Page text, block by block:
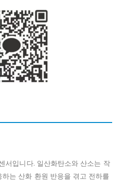
서입니다. 일산화탄소와 산소는 작
는 산화 환원 반응을 겪고 전하를